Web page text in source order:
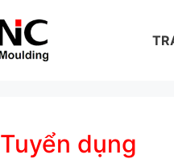
Tuyển dụng